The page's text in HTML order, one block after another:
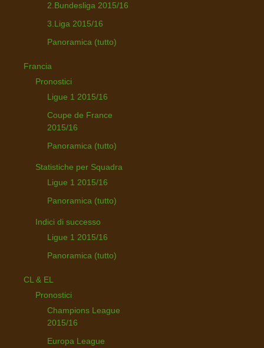
2.Bundesliga 2015/16
3.Liga 2015/16
Panoramica (tutto)
Francia
Pronostici
Ligue 1 2015/16
Coupe de France
2015/16
Panoramica (tutto)
Statistiche per Squadra
Ligue 1 2015/16
Panoramica (tutto)
Indici di successo
Ligue 1 2015/16
Panoramica (tutto)
CL & EL
Pronostici
Champions League
2015/16
Europa League